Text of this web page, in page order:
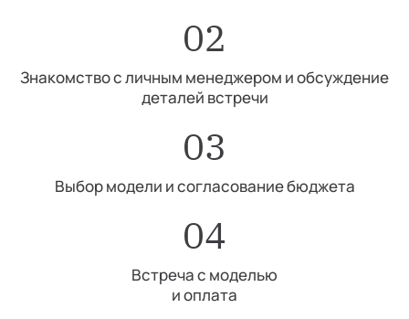
02
Знакомство с личным менеджером и обсуждение
деталей встречи
03
Выбор модели и согласование бюджета
04
Встреча с моделью
и оплата